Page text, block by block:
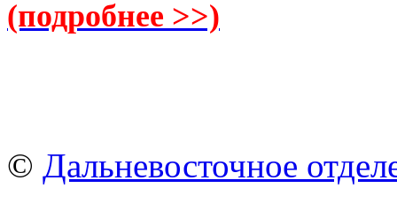
(подробнее >>)
© Дальневосточное